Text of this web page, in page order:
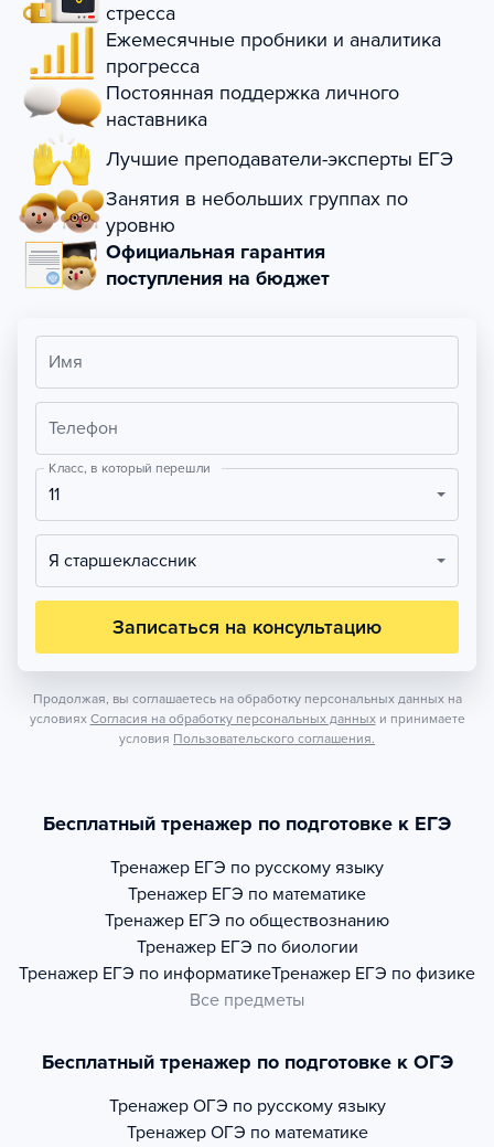
стресса
Ежемесячные пробники и аналитика
прогресса
Постоянная поддержка личного
наставника
Лучшие преподаватели-эксперты ЕГЭ
Занятия в небольших группах по
уровню
Официальная гарантия
поступления на бюджет
Имя
Телефон
Класс, в который перешли
11
Я старшеклассник
Записаться на консультацию
Продолжая, вы соглашаетесь на обработку персональных данных на
условиях Согласия на обработку персональных данных и принимаете
условия Пользовательского соглашения.
Бесплатный тренажер по подготовке к ЕГЭ
Тренажер ЕГЭ по русскому языку
Тренажер ЕГЭ по математике
Тренажер ЕГЭ по обществознанию
Тренажер ЕГЭ по биологии
Тренажер ЕГЭ по информатикеТренажер ЕГЭ по физике
Все предметы
Бесплатный тренажер по подготовке к ОГЭ
Тренажер ОГЭ по русскому языку
Тренажер ОГЭ по математике